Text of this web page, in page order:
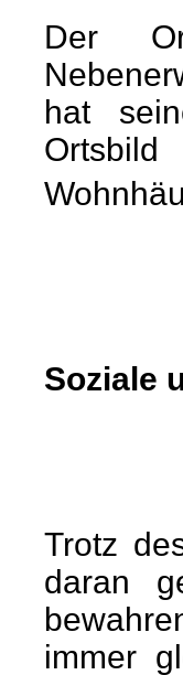
Der
hat
Ortsbild
Soziale
Trotz
daran
immer